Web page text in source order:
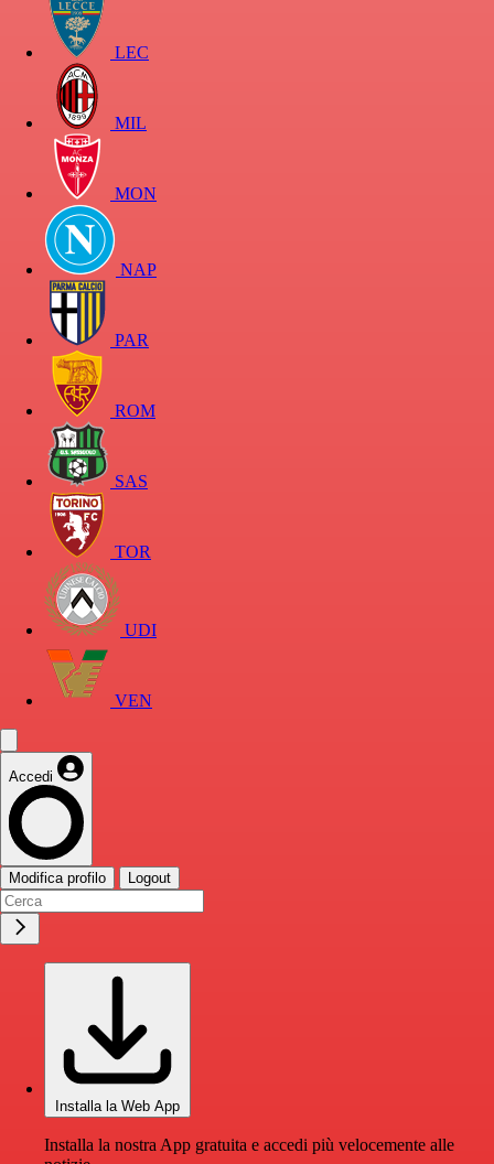
LEC
MIL
MON
NAP
PAR
ROM
SAS
TOR
UDI
VEN
Accedi
Modifica profilo Logout
Installa la Web App
Installa la nostra App gratuita e accedi più velocemente alle